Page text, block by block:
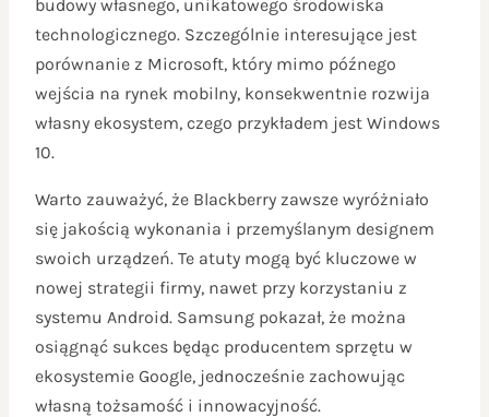
budowy własnego, unikatowego środowiska
technologicznego. Szczególnie interesujące jest
porównanie z Microsoft, który mimo późnego
wejścia na rynek mobilny, konsekwentnie rozwija
własny ekosystem, czego przykładem jest Windows
10.
Warto zauważyć, że Blackberry zawsze wyróżniało
się jakością wykonania i przemyślanym designem
swoich urządzeń. Te atuty mogą być kluczowe w
nowej strategii firmy, nawet przy korzystaniu z
systemu Android. Samsung pokazał, że można
osiągnąć sukces będąc producentem sprzętu w
ekosystemie Google, jednocześnie zachowując
własną tożsamość i innowacyjność.